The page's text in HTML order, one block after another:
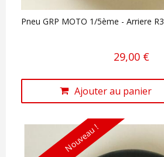
Pneu GRP MOTO 1/5ème - Arriere
29,00 €
Ajouter au panier
Nouveau !